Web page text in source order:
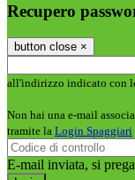
Recupero
button close ×
all'indirizzo indicato con
Non hai una e-mail
tramite la Login Spaggiari
E-mail inviata, si